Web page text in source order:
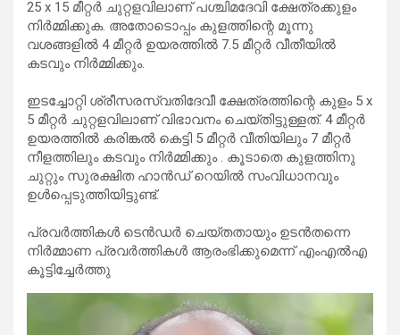
25 x 15 മീറ്റർ ചുറ്റളവിലാണ് പശ്ചിമദേവി ക്ഷേത്രക്കുളം
നിർമ്മിക്കുക. അതോടൊപ്പം കുളത്തിന്റെ മൂന്നു
വശങ്ങളിൽ 4 മീറ്റർ ഉയരത്തിൽ 7.5 മീറ്റർ വീതീയിൽ
കടവും നിർമ്മിക്കും.
ഇടച്ചോറ്റി ശ്രീസരസ്വതിദേവീ ക്ഷേത്രത്തിന്റെ കുളം 5 x
5 മീറ്റർ ചുറ്റളവിലാണ് വിഭാവനം ചെയ്‌തിട്ടുള്ളത്‌. 4 മീറ്റർ
ഉയരത്തിൽ കരിങ്കൽ കെട്ടി 5 മീറ്റർ വീതിയിലും 7 മീറ്റർ
നീളത്തിലും കടവും നിർമ്മിക്കും . കൂടാതെ കുളത്തിനു
ചുറ്റും സുരക്ഷിത ഹാൻഡ് റെയിൽ സംവിധാനവും
ഉൾപ്പെടുത്തിയിട്ടുണ്ട്.
പ്രവർത്തികൾ ടെൻഡർ ചെയ്തതായും ഉടൻതന്നെ
നിർമ്മാണ പ്രവർത്തികൾ ആരംഭിക്കുമെന്ന് എംഎൽഎ
കൂട്ടിച്ചേർത്തു